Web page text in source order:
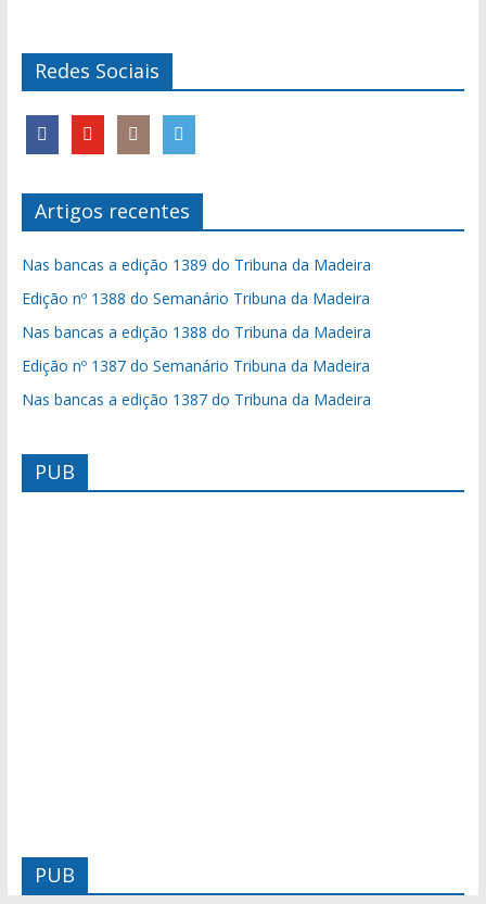
Redes Sociais
Artigos recentes
Nas bancas a edição 1389 do Tribuna da Madeira
Edição nº 1388 do Semanário Tribuna da Madeira
Nas bancas a edição 1388 do Tribuna da Madeira
Edição nº 1387 do Semanário Tribuna da Madeira
Nas bancas a edição 1387 do Tribuna da Madeira
PUB
PUB